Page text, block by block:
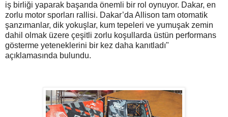
iş birliği yaparak başarıda önemli bir rol oynuyor. Dakar, en
zorlu motor sporları rallisi. Dakar’da Allison tam otomatik
şanzımanlar, dik yokuşlar, kum tepeleri ve yumuşak zemin
dahil olmak üzere çeşitli zorlu koşullarda üstün performans
gösterme yeteneklerini bir kez daha kanıtladı"
açıklamasında bulundu.